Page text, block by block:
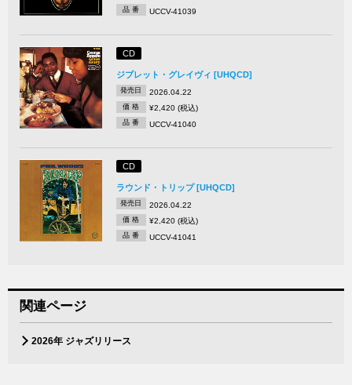
品 番 UCCV-41039
CD
ジブレット・グレイヴィ [UHQCD]
発売日 2026.04.22
価 格 ¥2,420 (税込)
品 番 UCCV-41040
CD
ラウンド・トリップ [UHQCD]
発売日 2026.04.22
価 格 ¥2,420 (税込)
品 番 UCCV-41041
関連ページ
2026年 ジャズリリース